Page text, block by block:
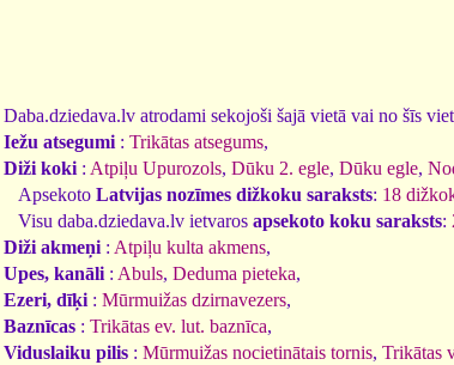
Daba.dziedava.lv atrodami sekojoši šajā vietā vai no šīs
Iežu atsegumi : Trikātas atsegums,
Diži koki : Atpiļu Upurozols, Dūku 2. egle, Dūku egle,
Apsekoto Latvijas nozīmes dižkoku saraksts: 18
Visu daba.dziedava.lv ietvaros apsekoto koku saraksts:
Diži akmeņi : Atpiļu kulta akmens,
Upes, kanāli : Abuls, Deduma pieteka,
Ezeri, dīķi : Mūrmuižas dzirnavezers,
Baznīcas : Trikātas ev. lut. baznīca,
Viduslaiku pilis : Mūrmuižas nocietinātais tornis, Trikātas